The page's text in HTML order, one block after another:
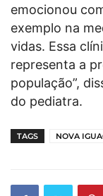
emocionou
exemplo na
vidas. Essa
representa a
população”,
do pediatra.
TAGS NOVA